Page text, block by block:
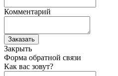
Комментарий
Закрыть
Форма обратной связи
Как вас зовут?